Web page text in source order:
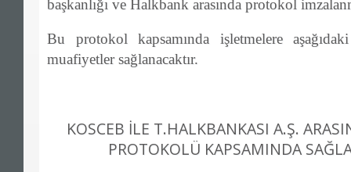
başkanlığı ve Halkbank arasında protokol
Bu protokol kapsamında işletmelere aşağı
muafiyetler sağlanacaktır.
KOSCEB İLE T.HALKBANKASI A.Ş.
PROTOKOLÜ KAPSAMINDA SAĞ